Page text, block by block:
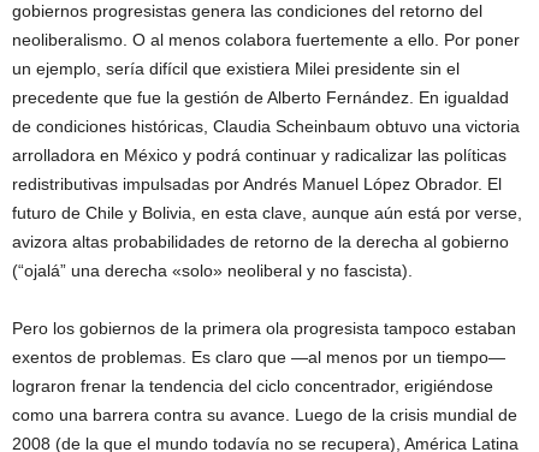
gobiernos progresistas genera las condiciones del retorno del
neoliberalismo. O al menos colabora fuertemente a ello. Por poner
un ejemplo, sería difícil que existiera Milei presidente sin el
precedente que fue la gestión de Alberto Fernández. En igualdad
de condiciones históricas, Claudia Scheinbaum obtuvo una victoria
arrolladora en México y podrá continuar y radicalizar las políticas
redistributivas impulsadas por Andrés Manuel López Obrador. El
futuro de Chile y Bolivia, en esta clave, aunque aún está por verse,
avizora altas probabilidades de retorno de la derecha al gobierno
(“ojalá” una derecha «solo» neoliberal y no fascista).
Pero los gobiernos de la primera ola progresista tampoco estaban
exentos de problemas. Es claro que —al menos por un tiempo—
lograron frenar la tendencia del ciclo concentrador, erigiéndose
como una barrera contra su avance. Luego de la crisis mundial de
2008 (de la que el mundo todavía no se recupera), América Latina